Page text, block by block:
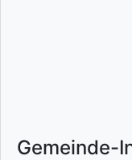
Gemeinde-